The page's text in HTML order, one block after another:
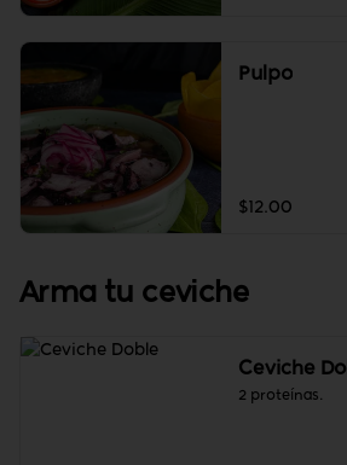
Pulpo
$12.00
Arma tu ceviche
Ceviche
2 proteínas.